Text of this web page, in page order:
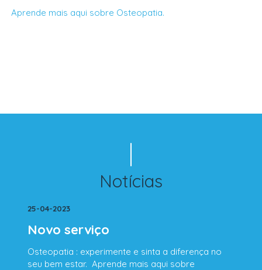
Aprende mais aqui sobre Osteopatia.
Notícias
25-04-2023
Novo serviço
Osteopatia : experimente e sinta a diferença no
seu bem estar. Aprende mais aqui sobre